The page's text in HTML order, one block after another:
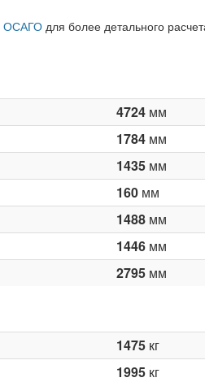
ОСАГОдля более детального
4724мм
1784мм
1435мм
160мм
1488мм
1446мм
2795мм
1475кг
1995кг